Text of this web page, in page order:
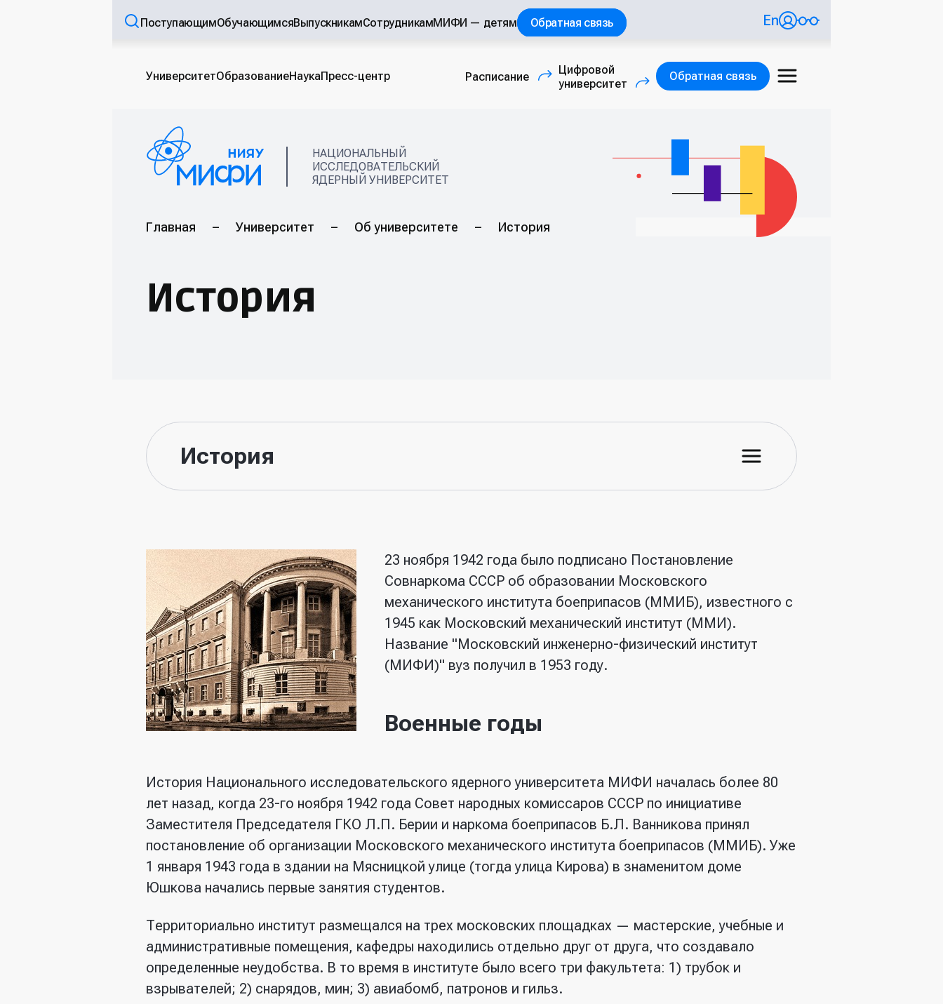
ПоступающимОбучающимсяВыпускникамСотрудникамМИФИ — детям Обратная связь En
УниверситетОбразованиеНаукаПресс-центр Расписание (внешняя ссылка)
Цифровой
университет
(внешняя ссылка)
Обратная связь
НАЦИОНАЛЬНЫЙ
ИССЛЕДОВАТЕЛЬСКИЙ
ЯДЕРНЫЙ УНИВЕРСИТЕТ
Главная – Университет – Об университете – История
История
23 ноября 1942 года было подписано Постановление
Совнаркома СССР об образовании Московского
механического института боеприпасов (ММИБ), известного с
1945 как Московский механический институт (ММИ).
Название "Московский инженерно-физический институт
(МИФИ)" вуз получил в 1953 году.
Военные годы
История Национального исследовательского ядерного университета МИФИ началась более 80
лет назад, когда 23-го ноября 1942 года Совет народных комиссаров СССР по инициативе
Заместителя Председателя ГКО Л.П. Берии и наркома боеприпасов Б.Л. Ванникова принял
постановление об организации Московского механического института боеприпасов (ММИБ). Уже
1 января 1943 года в здании на Мясницкой улице (тогда улица Кирова) в знаменитом доме
Юшкова начались первые занятия студентов.
Территориально институт размещался на трех московских площадках — мастерские, учебные и
административные помещения, кафедры находились отдельно друг от друга, что создавало
определенные неудобства. В то время в институте было всего три факультета: 1) трубок и
взрывателей; 2) снарядов, мин; 3) авиабомб, патронов и гильз.
История